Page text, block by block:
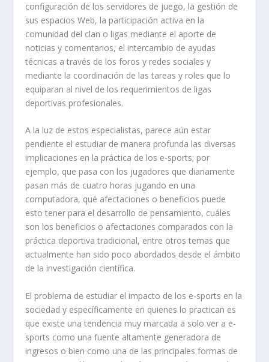
configuración de los servidores de juego, la gestión de
sus espacios Web, la participación activa en la
comunidad del clan o ligas mediante el aporte de
noticias y comentarios, el intercambio de ayudas
técnicas a través de los foros y redes sociales y
mediante la coordinación de las tareas y roles que lo
equiparan al nivel de los requerimientos de ligas
deportivas profesionales.
A la luz de estos especialistas, parece aún estar
pendiente el estudiar de manera profunda las diversas
implicaciones en la práctica de los e-sports; por
ejemplo, que pasa con los jugadores que diariamente
pasan más de cuatro horas jugando en una
computadora, qué afectaciones o beneficios puede
esto tener para el desarrollo de pensamiento, cuáles
son los beneficios o afectaciones comparados con la
práctica deportiva tradicional, entre otros temas que
actualmente han sido poco abordados desde el ámbito
de la investigación científica.
El problema de estudiar el impacto de los e-sports en la
sociedad y específicamente en quienes lo practican es
que existe una tendencia muy marcada a solo ver a e-
sports como una fuente altamente generadora de
ingresos o bien como una de las principales formas de